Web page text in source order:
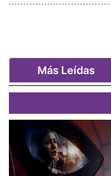
Más Leídas